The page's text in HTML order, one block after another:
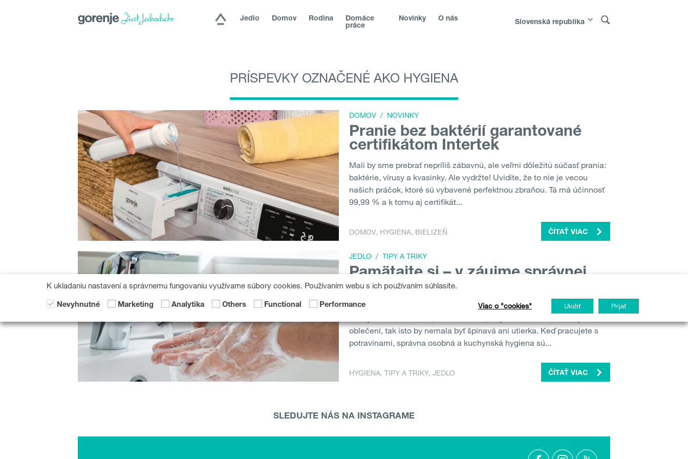
Jedlo Domov Rodina
Domáce
práce
Novinky O nás Slovenská republika
Česká republika|Slovenská republika|Magyarország|Hrvatska|Srbija|Polska
Deutschland|România|България|Северна Македонија|Danmark
PRÍSPEVKY OZNAČENÉ AKO HYGIENA
DOMOV / NOVINKY
Pranie bez baktérií garantované
certifikátom Intertek
Mali by sme prebrať nepríliš zábavnú, ale veľmi dôležitú súčasť prania:
baktérie, vírusy a kvasinky. Ale vydržte! Uvidíte, že to nie je vecou
našich práčok, ktoré sú vybavené perfektnou zbraňou. Tá má účinnosť
99,99 % a k tomu aj certifikát...
DOMOV, HYGIENA, BIELIZEŇ ČÍTAŤ VIAC
JEDLO / TIPY A TRIKY
Pamätajte si – v záujme správnej
hygieny
Nezabudnite si umyť ruky. Nezabudnite umyť nôž. Nezabudnite oprať
oblečení, tak isto by nemala byť špinavá ani utierka. Keď pracujete s
potravinami, správna osobná a kuchynská hygiena sú...
HYGIENA, TIPY A TRIKY, JEDLO ČÍTAŤ VIAC
SLEDUJTE NÁS NA INSTAGRAME
K ukladaniu nastavení a správnemu fungovaniu využívame súbory cookies. Používaním webu s ich používaním súhlasíte.
Nevyhnutné Marketing Analytika Others Functional Performance Viac o "cookies" Uložiť Prijať